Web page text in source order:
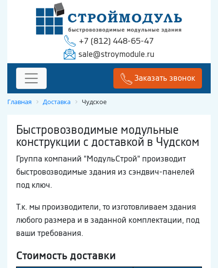
+7 (812) 448-65-47
sale@stroymodule.ru
Заказать звонок
Главная Доставка Чудское
Быстровозводимые модульные
конструкции с доставкой в Чудском
Группа компаний "МодульСтрой" производит
быстровозводимые здания из сэндвич-панелей
под ключ.
Т.к. мы производители, то изготовливаем здания
любого размера и в заданной комплектации, под
ваши требования.
Стоимость доставки